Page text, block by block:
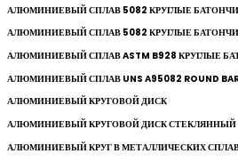
АЛЮМИНИЕВЫЙ СПЛАВ 5082 КРУГЛЫЕ
АЛЮМИНИЕВЫЙ СПЛАВ 5082 КРУГЛЫЕ
АЛЮМИНИЕВЫЙ СПЛАВ ASTM B928 КРУГЛЫЕ
АЛЮМИНИЕВЫЙ СПЛАВ UNS A95082 ROUND
АЛЮМИНИЕВЫЙ КРУГОВОЙ ДИСК
АЛЮМИНИЕВЫЙ КРУГОВОЙ ДИСК СТЕКЛЯННЫЙ
АЛЮМИНИЕВЫЙ КРУГ В МЕТАЛЛИЧЕСКИХ